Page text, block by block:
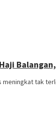
meningkat tak